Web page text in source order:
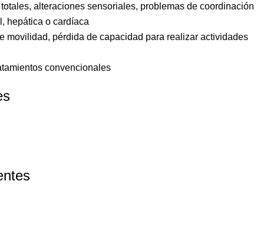
alteraciones sensoriales, problemas de coordinación
hepática o cardíaca
movilidad, pérdida de capacidad para realizar actividades
convencionales